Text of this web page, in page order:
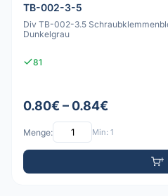
TB-002-3-5
Div TB-002-3.5
Dunkelgrau
81
0.80€ – 0.84€
Menge: Min: 1